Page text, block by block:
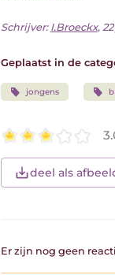
Schrijver: I.Broeckx,
Geplaatst in de
jongens
deel als
Er zijn nog geen